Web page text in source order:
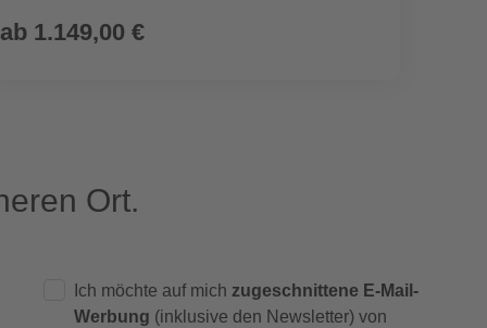
ab 1.149,00 €
Ort.
Ich möchte auf mich zugeschnittene E-Mail-
Werbung (inklusive den Newsletter) von